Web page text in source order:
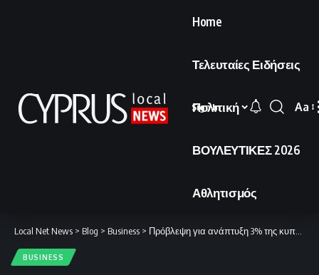
Home
Τελευταίες Ειδήσεις
Πολιτική
ΒΟΥΛΕΥΤΙΚΕΣ 2026
Αθλητισμός
Sign In
Font
Aa
Local Net News > Blog > Business > Πρόβλεψη για ανάπτυξη 3% της κυπριακής οικονομίας το 2026.
BUSINESS